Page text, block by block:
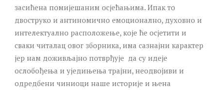
засићена помијешаним осјећањима. Ипак то
двоструко и антиномично емоционално, духовно и
интелектуално расположење, које ће осјетити и
сваки читалац овог зборника, има сазнајни карактер
јер нам доживљајно потврђује да су идеје
ослобођења и уједињења трајни, неодвојиви и
одредбени чиниоци наше историје и њена